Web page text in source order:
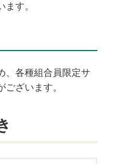
す。
、各種組合員限定サ
ざいます。